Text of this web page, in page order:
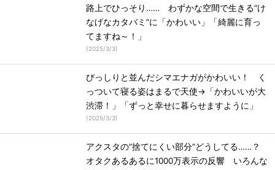
路上でひっそり…… わずかな空間で生きる“け
なげなカタバミ”に「かわいい」「綺麗に育っ
てますね～！」
(2025/3/3)
びっしりと並んだシマエナガがかわいい！ く
っついて寝る姿はまるで天使→「かわいいが大
渋滞！」「ずっと幸せに暮らせますように」
(2025/3/3)
アクスタの“捨てにくい部分”どうしてる……？
オタクあるあるに1000万表示の反響 いろんな